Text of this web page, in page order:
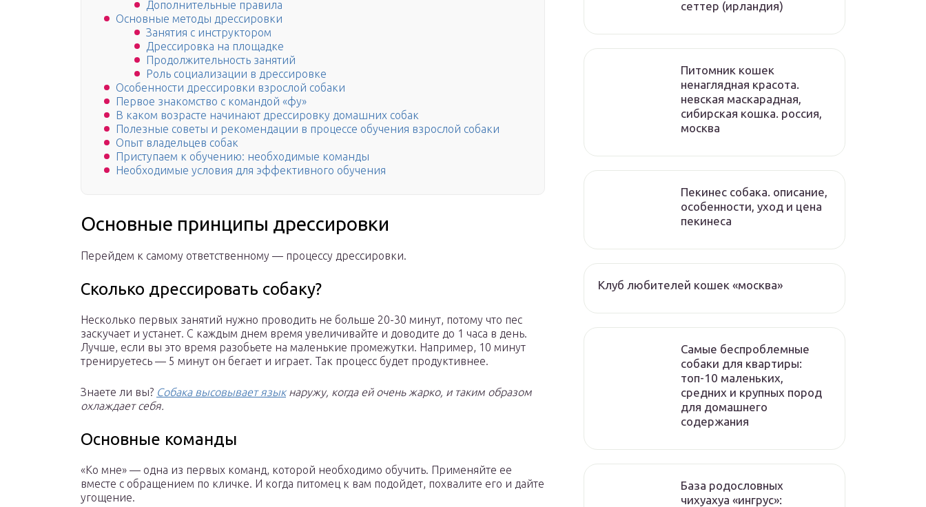
Дополнительные правила
Основные методы дрессировки
Занятия с инструктором
Дрессировка на площадке
Продолжительность занятий
Роль социализации в дрессировке
Особенности дрессировки взрослой собаки
Первое знакомство с командой «фу»
В каком возрасте начинают дрессировку домашних собак
Полезные советы и рекомендации в процессе обучения взрослой собаки
Опыт владельцев собак
Приступаем к обучению: необходимые команды
Необходимые условия для эффективного обучения
Основные принципы дрессировки
Перейдем к самому ответственному — процессу дрессировки.
Сколько дрессировать собаку?
Несколько первых занятий нужно проводить не больше 20-30 минут, потому что пес
заскучает и устанет. С каждым днем время увеличивайте и доводите до 1 часа в день.
Лучше, если вы это время разобьете на маленькие промежутки. Например, 10 минут
тренируетесь — 5 минут он бегает и играет. Так процесс будет продуктивнее.
Знаете ли вы? Собака высовывает языкнаружу, когда ей очень жарко, и таким образом
охлаждает себя.
Основные команды
«Ко мне» — одна из первых команд, которой необходимо обучить. Применяйте ее
вместе с обращением по кличке. И когда питомец к вам подойдет, похвалите его и дайте
угощение.
сеттер (ирландия)
Питомник кошек
ненаглядная красота.
невская маскарадная,
сибирская кошка. россия,
москва
Пекинес собака. описание,
особенности, уход и цена
пекинеса
Клуб любителей кошек «москва»
Самые беспроблемные
собаки для квартиры:
топ-10 маленьких,
средних и крупных пород
для домашнего
содержания
База родословных
чихуахуа «ингрус»: